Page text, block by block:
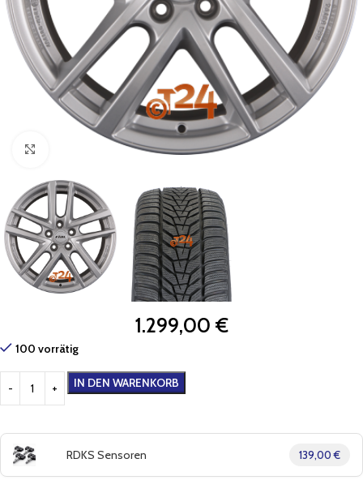
Zum Vergrößern klicken
1.299,00 €
100 vorrätig
IN DEN WARENKORB
RDKS Sensoren 139,00 €